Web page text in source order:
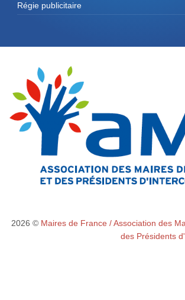
Régie publicitaire
2026 © Maires de France / Association des
des Présidents